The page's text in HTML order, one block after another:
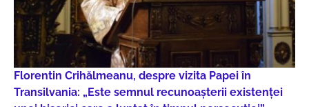
Florentin Crihălmeanu, despre vizita Papei în
Transilvania: „Este semnul recunoașterii existenței